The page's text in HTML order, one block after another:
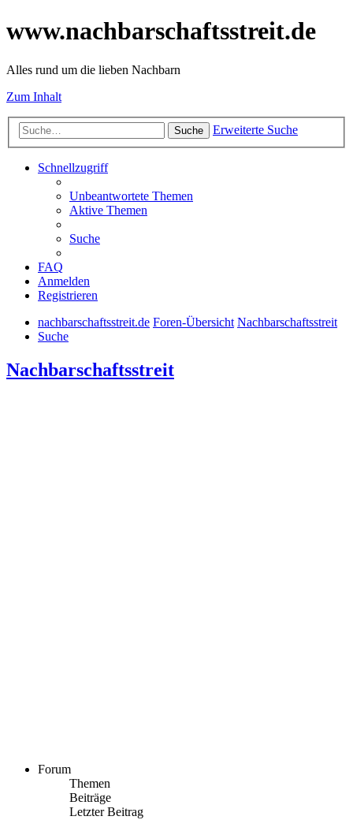
www.nachbarschaftsstreit.de
Alles rund um die lieben Nachbarn
Zum Inhalt
Suche Erweiterte Suche
Schnellzugriff
Unbeantwortete Themen
Aktive Themen
Suche
FAQ
Anmelden
Registrieren
nachbarschaftsstreit.de Foren-Übersicht Nachbarschaftsstreit
Suche
Nachbarschaftsstreit
Forum
Themen
Beiträge
Letzter Beitrag